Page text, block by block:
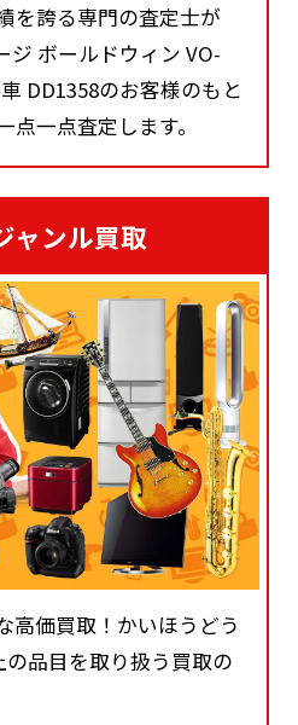
を誇る専門の査定士が
ジ ボールドウィン VO-
DD1358のお客様のもと
一点査定します。
ャンル買取
高価買取！かいほうどう
品目を取り扱う買取の